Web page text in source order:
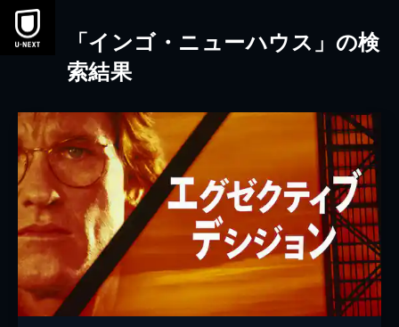
本文へスキップ
「インゴ・ニューハウス」の検
索結果